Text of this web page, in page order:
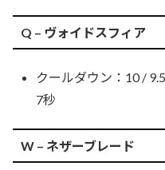
Q – ヴォイドスフィア
クールダウン：10 /
7秒
W – ネザーブレード